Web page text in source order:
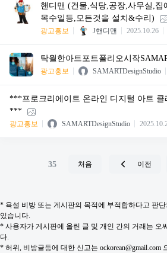
핸디맨 (건물,식당,공장,사무실,집
목수일등,모든것을 설치&수리)
광고홍보 J핸디맨 2025.10.26
탁월한아트포트폴리오시작
광고홍보 SAMARTDesignStudio
***프로크리에이트 온라인 디지털 아트 클
***
광고홍보 SAMARTDesignStudio
35 처음 이전
* 욕설 비방 또는 게시판의 목적에 부적합하다고 판
있습니다.
* 사용자가 게시판에 올린 글 및 개인 간의 거래는 오
다.
* 허위, 비방글등에 대한 신고는 ockorean@gmail.com